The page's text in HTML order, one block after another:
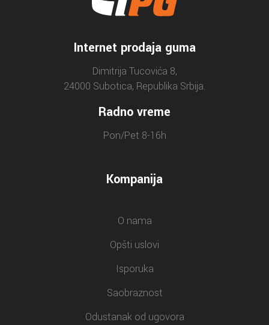
Internet prodaja guma
Dimitrija Tucovića 8,
24000 Subotica, Republika Srbija.
Radno vreme
Pon/Pet 8-16h
Kompanija
O nama
Opšti uslovi
Isporuka
Saobraznost
Odustanak od ugovora